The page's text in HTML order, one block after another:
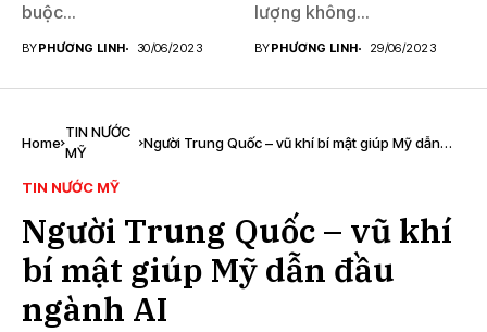
buộc...
BYPHƯƠNG LINH 30/06/2023
lượng không...
BYPHƯƠNG LINH 29/06/2023
Home
TIN NƯỚC
MỸ
Người Trung Quốc – vũ khí bí mật giúp Mỹ dẫn
TIN NƯỚC MỸ
Người Trung Quốc – vũ khí
bí mật giúp Mỹ dẫn đầu
ngành AI